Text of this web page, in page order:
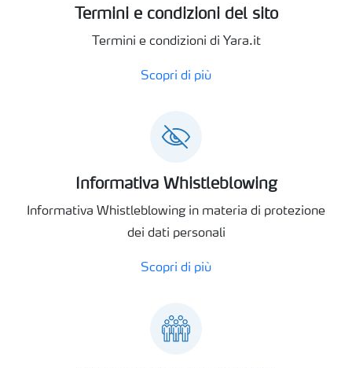
Termini e condizioni del sito
Termini e condizioni di Yara.it
Scopri di più
Informativa Whistleblowing
Informativa Whistleblowing in materia di protezione
dei dati personali
Scopri di più